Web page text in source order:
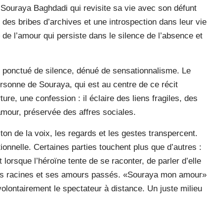
Baghdadi qui revisite sa vie avec son défunt
bribes d’archives et une introspection dans leur vie
l’amour qui persiste dans le silence de l’absence et
de silence, dénué de sensationnalisme. Le
de Souraya, qui est au centre de ce récit
une confession : il éclaire des liens fragiles, des
préservée des affres sociales.
de la voix, les regards et les gestes transpercent.
Certaines parties touchent plus que d’autres :
l’héroïne tente de se raconter, de parler d’elle
racines et ses amours passés. «Souraya mon amour»
le spectateur à distance. Un juste milieu